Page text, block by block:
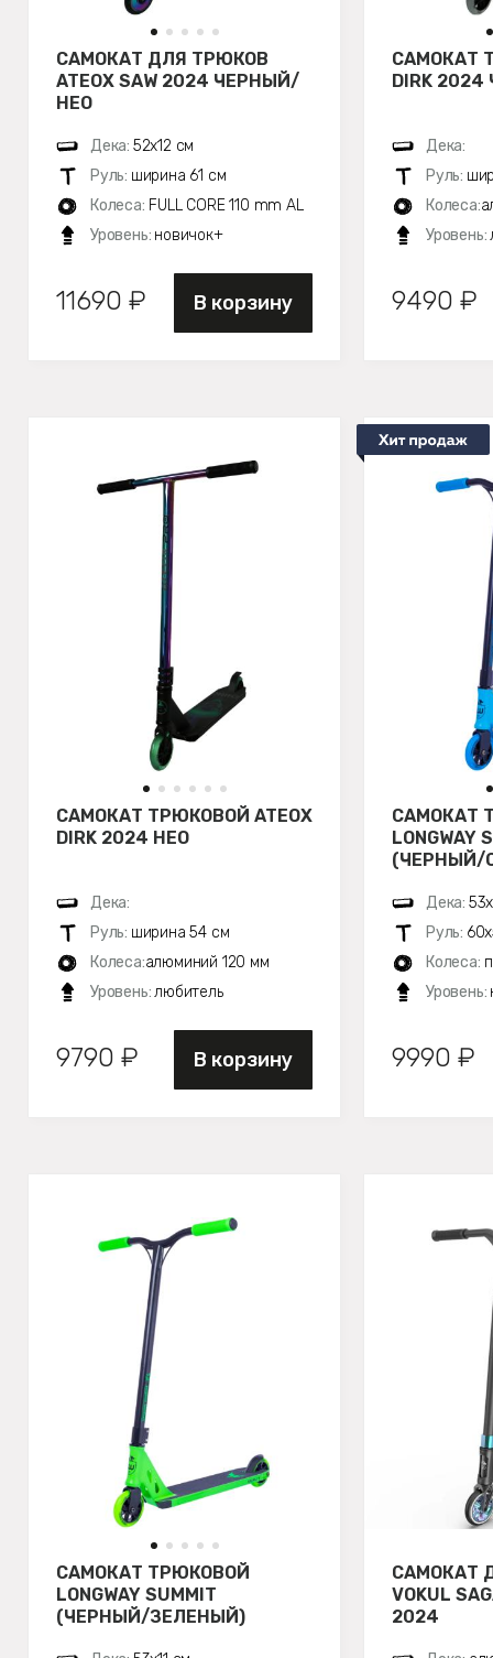
САМОКАТ ДЛЯ ТРЮКОВ
ATEOX SAW 2024 ЧЕРНЫЙ/
НЕО
Дека: 52х12 см
Руль: ширина 61 см
Колеса: FULL CORE 110 mm AL
Уровень: новичок+
11690 ₽ В корзину
САМОКАТ
DIRK
Дека:
Руль:
Колеса:
Уровень:
9490 ₽
САМОКАТ ТРЮКОВОЙ ATEOX
DIRK 2024 НЕО
Дека:
Руль: ширина 54 см
Колеса:алюминий 120 мм
Уровень:любитель
9790 ₽ В корзину
САМОКАТ
LONGWAY
(ЧЕРНЫЙ/
Дека:
Руль:
Колеса:
Уровень:
9990 ₽
САМОКАТ ТРЮКОВОЙ
LONGWAY SUMMIT
(ЧЕРНЫЙ/ЗЕЛЕНЫЙ)
САМОКАТ
VOKUL
2024